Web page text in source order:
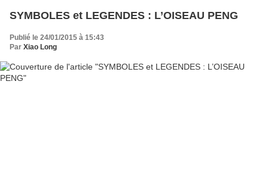
SYMBOLES et LEGENDES : L’OISEAU PENG
Publié le 24/01/2015 à 15:43
Par Xiao Long